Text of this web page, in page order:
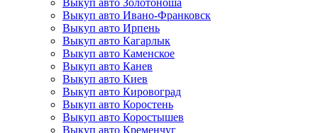
Выкуп авто Золотоноша
Выкуп авто Ивано-Франковск
Выкуп авто Ирпень
Выкуп авто Кагарлык
Выкуп авто Каменское
Выкуп авто Канев
Выкуп авто Киев
Выкуп авто Кировоград
Выкуп авто Коростень
Выкуп авто Коростышев
Выкуп авто Кременчуг